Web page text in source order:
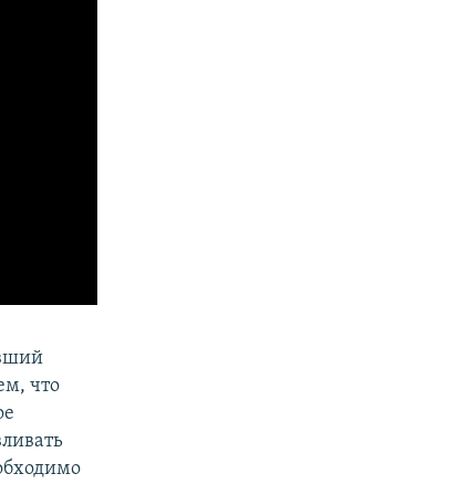
что